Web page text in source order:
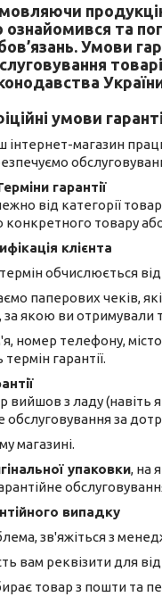
ознайомився та
Умови
умови
інтернет-магазин
гарантії
від категорії
конкретного товару
клієнта
обчислюється
паперових чеків,
якою ви отримували
номер телефону,
гарантії.
вийшов з ладу (навіть
за
магазині.
упаковки, на
випадку
зв'яжіться з
вам реквізити для
товар з пошти та